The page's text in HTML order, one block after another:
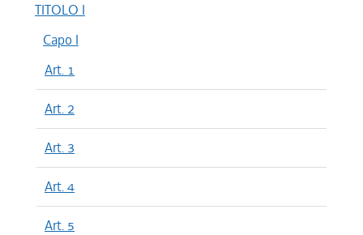
TITOLO I
Capo I
Art. 1
Art. 2
Art. 3
Art. 4
Art. 5